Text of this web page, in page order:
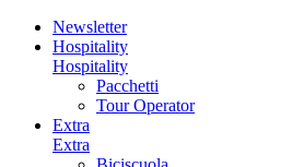
Newsletter
Hospitality
Hospitality
Pacchetti
Tour Operator
Extra
Extra